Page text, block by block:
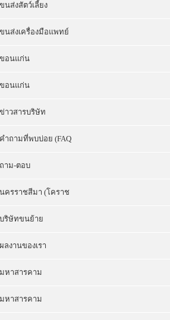
ขนส่งสัตว์เลี้ยง
ขนส่งเครื่องมือแพทย์
ขอนแก่น
ขอนแก่น
ข่าวสารบริษัท
คำถามที่พบบ่อย (FAQ
ถาม-ตอบ
นครราชสีมา (โคราช
บริษัทขนย้าย
ผลงานของเรา
มหาสารคาม
มหาสารคาม